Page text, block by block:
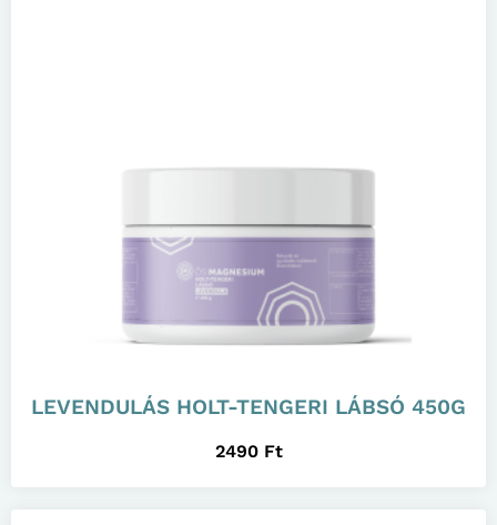
LEVENDULÁS HOLT-TENGERI LÁBSÓ 450G
2490 Ft